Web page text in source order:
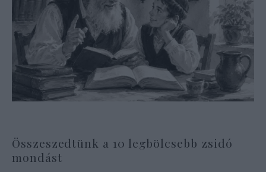
Összeszedtünk a 10 legbölcsebb zsidó
mondást